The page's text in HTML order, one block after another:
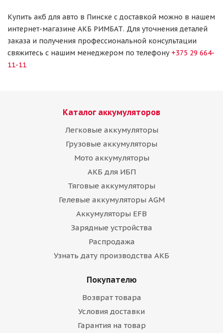
Купить акб для авто в Пинске с доставкой можно в нашем
интернет-магазине АКБ РИМБАТ. Для уточнения деталей
заказа и получения профессиональной консультации
свяжитесь с нашим менеджером по телефону +375 29 664-
11-11
Каталог аккумуляторов
Легковые аккумуляторы
Грузовые аккумуляторы
Мото аккумуляторы
АКБ для ИБП
Тяговые аккумуляторы
Гелевые аккумуляторы AGM
Аккумуляторы EFB
Зарядные устройства
Распродажа
Узнать дату производства АКБ
Покупателю
Возврат товара
Условия доставки
Гарантия на товар